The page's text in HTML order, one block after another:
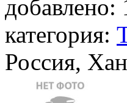
добавлено:
категория:
Россия,